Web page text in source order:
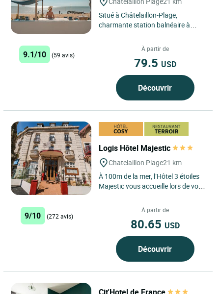
Situé à Châtelaillon-Plage,
charmante station balnéaire à
Rochelle, l'Hôtel Le Rivage...
9.1/10 (59 avis)
À partir de
79.5 USD
Découvrir
Logis Hôtel Majestic
Chatelaillon Plage21 km
À 100m de la mer, l’Hôtel 3 étoiles
Majestic vous accueille lors de votre
9/10 (272 avis)
À partir de
80.65 USD
Découvrir